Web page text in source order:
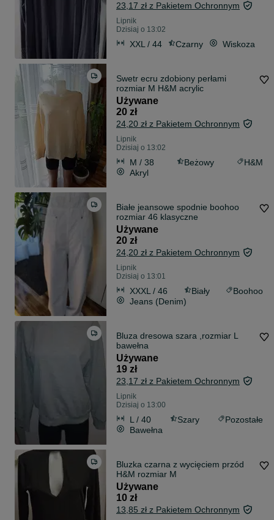
23,17 zł z Pakietem Ochronnym
Lipnik
Dzisiaj o 13:02
XXL / 44 Czarny Wiskoza
Swetr ecru zdobiony perłami
rozmiar M H&M acrylic
Używane
20 zł
24,20 zł z Pakietem Ochronnym
Lipnik
Dzisiaj o 13:02
M / 38 Beżowy
H&M
Akryl
Białe jeansowe spodnie boohoo
rozmiar 46 klasyczne
Używane
20 zł
24,20 zł z Pakietem Ochronnym
Lipnik
Dzisiaj o 13:01
XXXL / 46 Biały
Boohoo
Jeans (Denim)
Bluza dresowa szara ,rozmiar L
bawełna
Używane
19 zł
23,17 zł z Pakietem Ochronnym
Lipnik
Dzisiaj o 13:00
L / 40 Szary
Pozostałe
Bawełna
Bluzka czarna z wycięciem przód
H&M rozmiar M
Używane
10 zł
13,85 zł z Pakietem Ochronnym